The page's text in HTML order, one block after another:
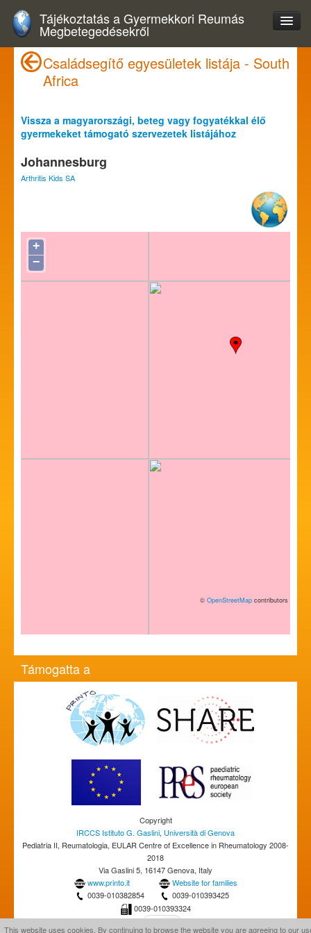
Tájékoztatás a Gyermekkori Reumás
Megbetegedésekről
Családsegítő egyesületek listája - South
Africa
Vissza a magyarországi, beteg vagy fogyatékkal élő
gyermekeket támogató szervezetek listájához
Johannesburg
Arthritis Kids SA
+
−
© OpenStreetMap contributors
Támogatta a
Copyright
IRCCS Istituto G. Gaslini, Università di Genova
Pediatria II, Reumatologia, EULAR Centre of Excellence in Rheumatology 2008-
2018
Via Gaslini 5, 16147 Genova, Italy
www.printo.it
Website for families
0039-010382854
0039-010393425
0039-010393324
This website uses cookies. By continuing to browse the website you are agreeing to our